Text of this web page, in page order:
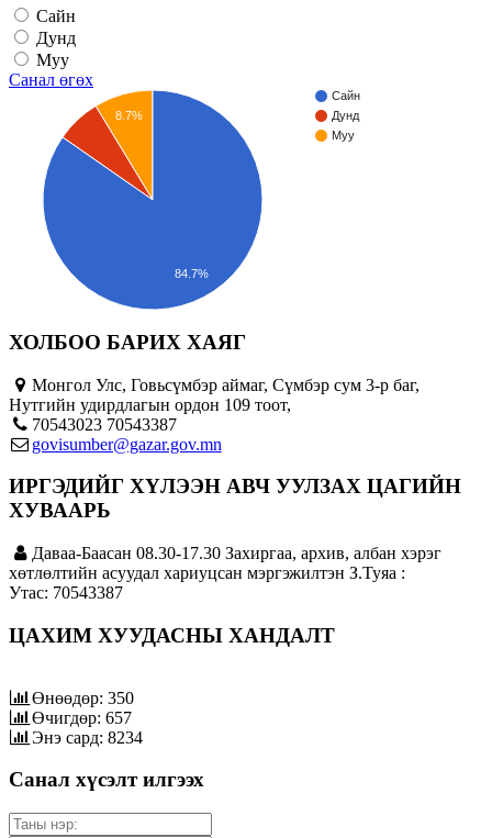
Сайн
Дунд
Муу
Санал өгөх
Сайн
Дунд
Муу
8.7%
84.7%
ХОЛБОО БАРИХ ХАЯГ
Монгол Улс, Говьсүмбэр аймаг, Сүмбэр сум 3-р баг,
Нутгийн удирдлагын ордон 109 тоот,
70543023 70543387
govisumber@gazar.gov.mn
ИРГЭДИЙГ ХҮЛЭЭН АВЧ УУЛЗАХ ЦАГИЙН
ХУВААРЬ
Даваа-Баасан 08.30-17.30 Захиргаа, архив, албан хэрэг
хөтлөлтийн асуудал хариуцсан мэргэжилтэн З.Туяа :
Утас: 70543387
ЦАХИМ ХУУДАСНЫ ХАНДАЛТ
Өнөөдөр: 350
Өчигдөр: 657
Энэ сард: 8234
Санал хүсэлт илгээх